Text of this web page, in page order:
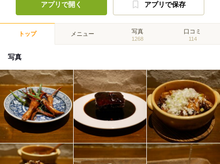
アプリで開く アプリで保存
トップ メニュー 写真
1268
口コミ
114
写真